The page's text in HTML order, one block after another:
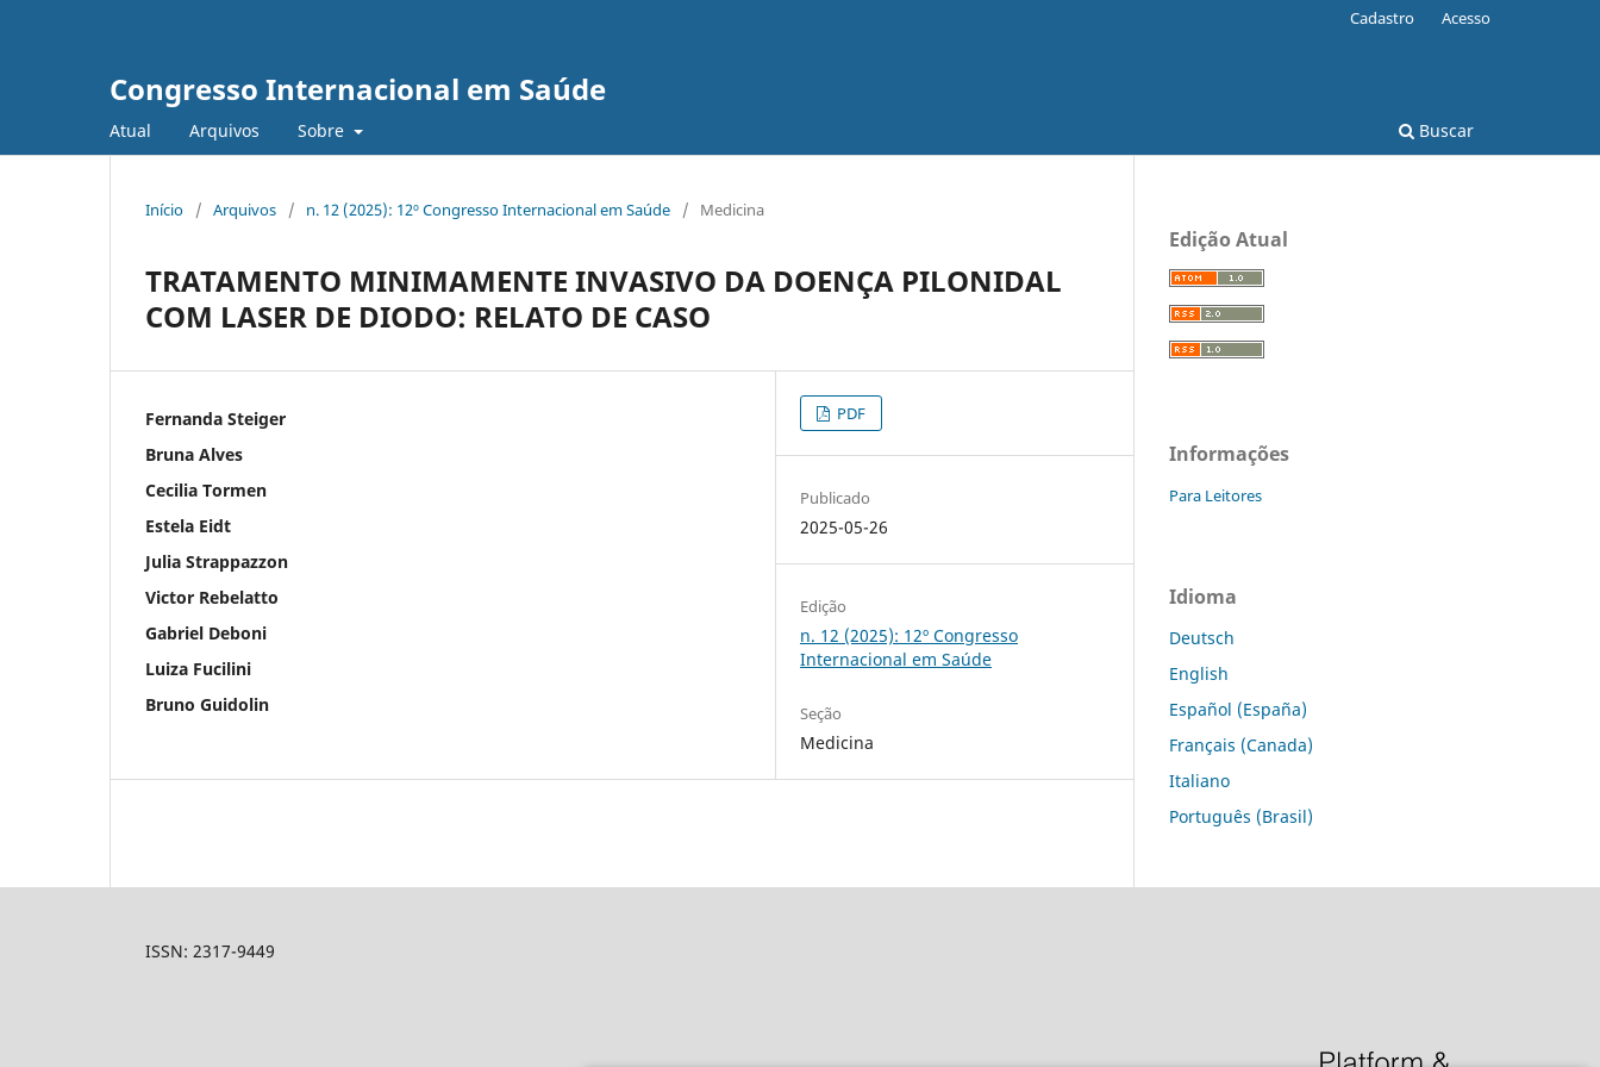
Congresso Internacional em Saúde
Atual Arquivos Sobre Buscar
Cadastro Acesso
Início / Arquivos / n. 12 (2025): 12º Congresso Internacional em Saúde / Medicina
TRATAMENTO MINIMAMENTE INVASIVO DA DOENÇA PILONIDAL
COM LASER DE DIODO: RELATO DE CASO
Fernanda Steiger
Bruna Alves
Cecilia Tormen
Estela Eidt
Julia Strappazzon
Victor Rebelatto
Gabriel Deboni
Luiza Fucilini
Bruno Guidolin
PDF
Publicado
2025-05-26
Edição
n. 12 (2025): 12º Congresso
Internacional em Saúde
Seção
Medicina
Edição Atual
Informações
Para Leitores
Idioma
Deutsch
English
Español (España)
Français (Canada)
Italiano
Português (Brasil)
ISSN: 2317-9449